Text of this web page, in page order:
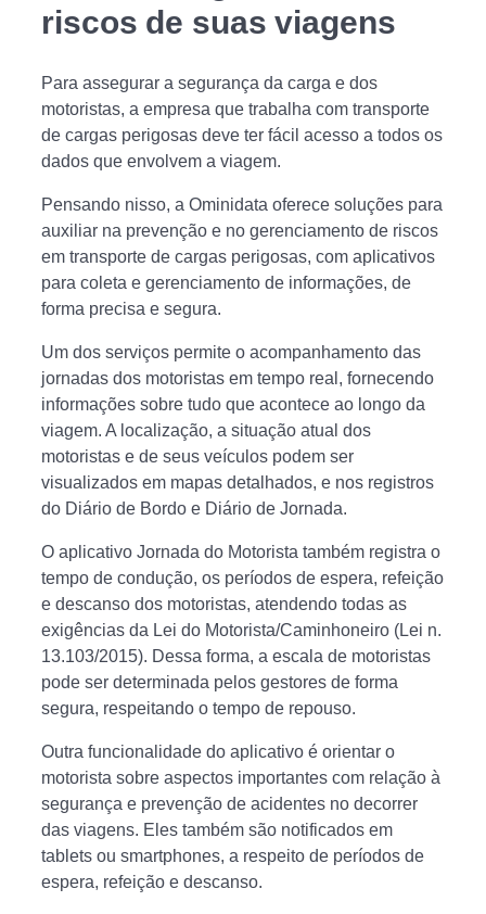
riscos de suas viagens
Para assegurar a segurança da carga e dos
motoristas, a empresa que trabalha com transporte
de cargas perigosas deve ter fácil acesso a todos os
dados que envolvem a viagem.
Pensando nisso, a Ominidata oferece soluções para
auxiliar na prevenção e no gerenciamento de riscos
em transporte de cargas perigosas, com aplicativos
para coleta e gerenciamento de informações, de
forma precisa e segura.
Um dos serviços permite o acompanhamento das
jornadas dos motoristas em tempo real, fornecendo
informações sobre tudo que acontece ao longo da
viagem. A localização, a situação atual dos
motoristas e de seus veículos podem ser
visualizados em mapas detalhados, e nos registros
do Diário de Bordo e Diário de Jornada.
O aplicativo Jornada do Motorista também registra o
tempo de condução, os períodos de espera, refeição
e descanso dos motoristas, atendendo todas as
exigências da Lei do Motorista/Caminhoneiro (Lei n.
13.103/2015). Dessa forma, a escala de motoristas
pode ser determinada pelos gestores de forma
segura, respeitando o tempo de repouso.
Outra funcionalidade do aplicativo é orientar o
motorista sobre aspectos importantes com relação à
segurança e prevenção de acidentes no decorrer
das viagens. Eles também são notificados em
tablets ou smartphones, a respeito de períodos de
espera, refeição e descanso.